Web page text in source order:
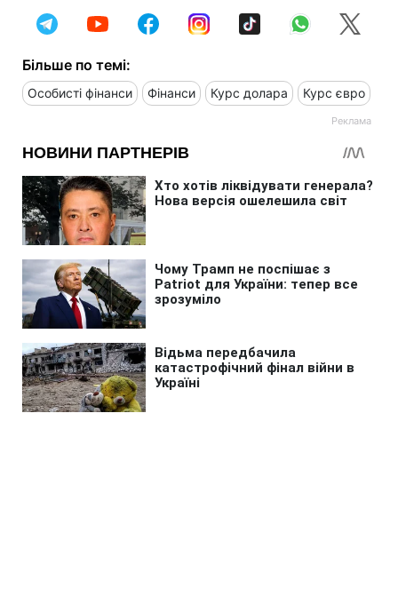
Більше по темі:
Особисті фінанси Фінанси Курс долара Курс євро